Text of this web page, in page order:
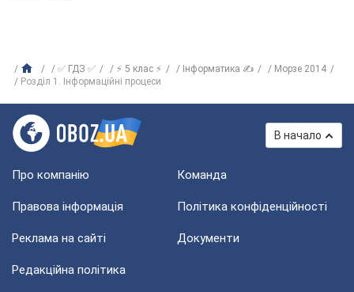
✅ ГДЗ ✅ ⚡ 5 клас ⚡ Інформатика ✍
Морзе 2014
Розділ 1. Інформаційні процеси
В начало
Про компанію Команда
Правова інформація Політика конфіденційності
Реклама на сайті Документи
Редакційна політика